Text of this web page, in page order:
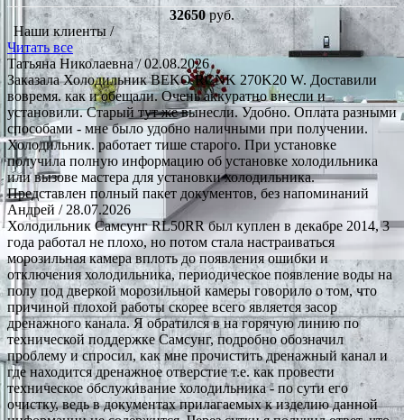
32650руб.
Наши клиенты /
Читать все
Татьяна Николаевна/ 02.08.2026
Заказала Холодильник BEKO RCNK 270K20 W. Доставили
вовремя. как и обещали. Очень аккуратно внесли и
установили. Старый тут же вынесли. Удобно. Оплата разными
способами - мне было удобно наличными при получении.
Холодильник. работает тише старого. При установке
получила полную информацию об установке холодильника
или вызове мастера для установки холодильника.
Представлен полный пакет документов, без напоминаний
Андрей / 28.07.2026
Холодильник Самсунг RL50RR был куплен в декабре 2014, 3
года работал не плохо, но потом стала настраиваться
морозильная камера вплоть до появления ошибки и
отключения холодильника, периодическое появление воды на
полу под дверкой морозильной камеры говорило о том, что
причиной плохой работы скорее всего является засор
дренажного канала. Я обратился в на горячую линию по
технической поддержке Самсунг, подробно обозначил
проблему и спросил, как мне прочистить дренажный канал и
где находится дренажное отверстие т.е. как провести
техническое обслуживание холодильника - по сути его
очистку, ведь в документах прилагаемых к изделию данной